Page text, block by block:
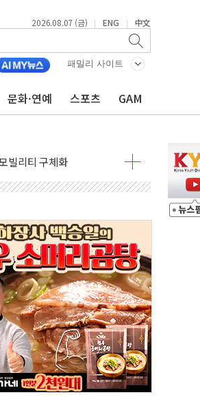
2026.08.07 (금) | ENG | 中文
패밀리 사이트
문화·연예 스포츠 GAM
익 21% 증가" 전망
빌리티 구체화
스크·피그마·앱러빈↓
디지털·샌디스크↓
업 상승세 뚜렷
포감 극대화 전략
가…마진 잔액은 사상 최고
더 큰 변수"
"